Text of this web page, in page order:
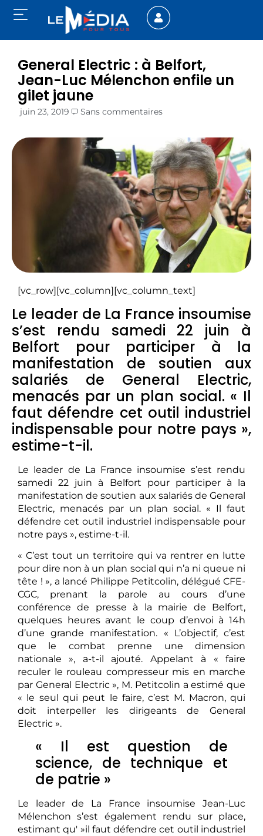
General Electric : à Belfort,
Jean-Luc Mélenchon enfile un
gilet jaune
juin 23, 2019 Sans commentaires
[vc_row][vc_column][vc_column_text]
Le leader de La France insoumise
s’est rendu samedi 22 juin à
Belfort pour participer à la
manifestation de soutien aux
salariés de General Electric,
menacés par un plan social. « Il
faut défendre cet outil industriel
indispensable pour notre pays »,
estime-t-il.
Le leader de La France insoumise s’est rendu
samedi 22 juin à Belfort pour participer à la
manifestation de soutien aux salariés de General
Electric, menacés par un plan social. « Il faut
défendre cet outil industriel indispensable pour
notre pays », estime-t-il.
« C’est tout un territoire qui va rentrer en lutte
pour dire non à un plan social qui n’a ni queue ni
tête ! », a lancé Philippe Petitcolin, délégué CFE-
CGC, prenant la parole au cours d’une
conférence de presse à la mairie de Belfort,
quelques heures avant le coup d’envoi à 14h
d’une grande manifestation. « L’objectif, c’est
que le combat prenne une dimension
nationale », a-t-il ajouté. Appelant à « faire
reculer le rouleau compresseur mis en marche
par General Electric », M. Petitcolin a estimé que
« le seul qui peut le faire, c’est M. Macron, qui
doit interpeller les dirigeants de General
Electric ».
« Il est question de
science, de technique et
de patrie »
Le leader de La France insoumise Jean-Luc
Mélenchon s’est également rendu sur place,
estimant qu' »il faut défendre cet outil industriel